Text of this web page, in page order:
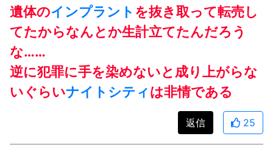
遺体のインプラント を抜き取って転売し
てたからなんとか生計立てたんだろう
な……
逆に犯罪に手を染めないと成り上がらな
いぐらいナイトシティは非情である
返信 25